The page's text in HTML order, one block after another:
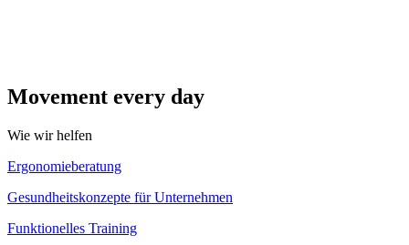
Movement every day
Wie wir helfen
Ergonomieberatung
Gesundheitskonzepte für Unternehmen
Funktionelles Training